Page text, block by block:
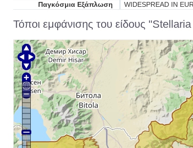
Παγκόσμια Εξάπλωση
WIDESPREAD IN
Τόποι εμφάνισης του είδους